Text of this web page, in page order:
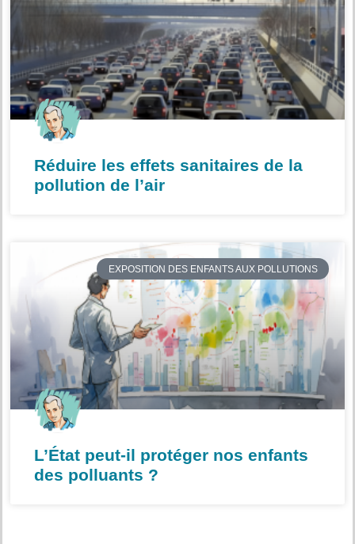
Réduire les effets sanitaires de la
pollution de l’air
EXPOSITION DES ENFANTS AUX POLLUTIONS
L’État peut-il protéger nos enfants
des polluants ?